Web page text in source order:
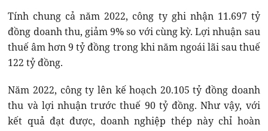
Tính chung cả năm 2022, công ty ghi nhận 11.697 tỷ
đồng doanh thu, giảm 9% so với cùng kỳ. Lợi nhuận sau
thuế âm hơn 9 tỷ đồng trong khi năm ngoái lãi sau thuế
122 tỷ đồng.
Năm 2022, công ty lên kế hoạch 20.105 tỷ đồng doanh
thu và lợi nhuận trước thuế 90 tỷ đồng. Như vậy, với
kết quả đạt được, doanh nghiệp thép này chỉ hoàn